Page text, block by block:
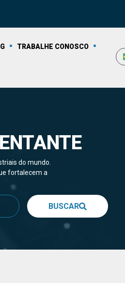
TRABALHE CONOSCO
do mundo.
fortalecem a
BUSCAR